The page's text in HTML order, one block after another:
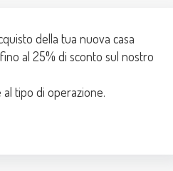
della tua nuova casa
al 25% di sconto sul nostro
tipo di operazione.